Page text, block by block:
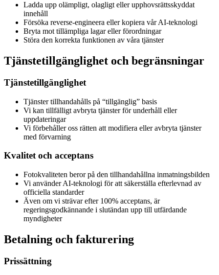
Ladda upp olämpligt, olagligt eller upphovsrättsskyddat
innehåll
Försöka reverse-engineera eller kopiera vår AI-teknologi
Bryta mot tillämpliga lagar eller förordningar
Störa den korrekta funktionen av våra tjänster
Tjänstetillgänglighet och begränsningar
Tjänstetillgänglighet
Tjänster tillhandahålls på “tillgänglig” basis
Vi kan tillfälligt avbryta tjänster för underhåll eller
uppdateringar
Vi förbehåller oss rätten att modifiera eller avbryta tjänster
med förvarning
Kvalitet och acceptans
Fotokvaliteten beror på den tillhandahållna inmatningsbilden
Vi använder AI-teknologi för att säkerställa efterlevnad av
officiella standarder
Även om vi strävar efter 100% acceptans, är
regeringsgodkännande i slutändan upp till utfärdande
myndigheter
Betalning och fakturering
Prissättning